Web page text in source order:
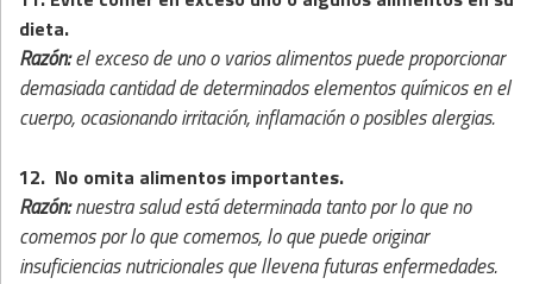
dieta.
Razón:el exceso de uno o varios alimentos puede proporcionar
demasiada cantidad de determinados elementos químicos en el
cuerpo, ocasionando irritación, inflamación o posibles alergias.
12. No omita alimentos importantes.
Razón:nuestra salud está determinada tanto por lo que no
comemos por lo que comemos, lo que puede originar
insuficiencias nutricionales que llevena futuras enfermedades.